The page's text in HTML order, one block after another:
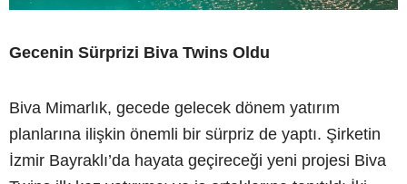
Gecenin Sürprizi Biva Twins Oldu
Biva Mimarlık, gecede gelecek dönem yatırım
planlarına ilişkin önemli bir sürpriz de yaptı. Şirketin
İzmir Bayraklı’da hayata geçireceği yeni projesi Biva